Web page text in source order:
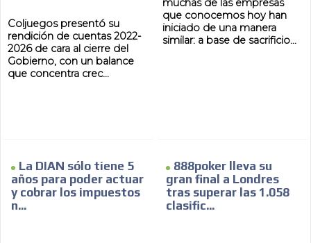
Coljuegos presentó su
rendición de cuentas 2022-
2026 de cara al cierre del
Gobierno, con un balance
que concentra crec...
muchas de las empresas
que conocemos hoy han
iniciado de una manera
similar: a base de sacrificio...
La DIAN sólo tiene 5
años para poder actuar
y cobrar los impuestos
n...
888poker lleva su
gran final a Londres
tras superar las 1.058
clasific...